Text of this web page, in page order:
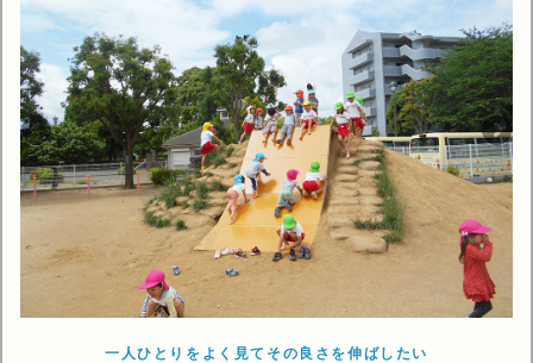
一人ひとりをよく見てその良さを伸ばしたい